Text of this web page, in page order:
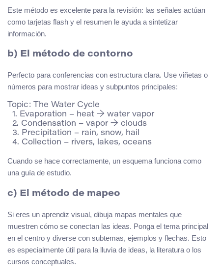
Este método es excelente para la revisión: las señales actúan
como tarjetas flash y el resumen le ayuda a sintetizar
información.
b) El método de contorno
Perfecto para conferencias con estructura clara. Use viñetas o
números para mostrar ideas y subpuntos principales:
Topic: The Water Cycle
  1. Evaporation – heat → water vapor
  2. Condensation – vapor → clouds
  3. Precipitation – rain, snow, hail
Cuando se hace correctamente, un esquema funciona como
una guía de estudio.
c) El método de mapeo
Si eres un aprendiz visual, dibuja mapas mentales que
muestren cómo se conectan las ideas. Ponga el tema principal
en el centro y diverse con subtemas, ejemplos y flechas. Esto
es especialmente útil para la lluvia de ideas, la literatura o los
cursos conceptuales.